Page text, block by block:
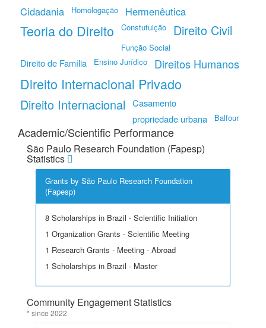
Cidadania Homologação Hermenêutica
Teoria do Direito Constutuição Direito Civil
Função Social
Direito de Família Ensino Jurídico Direitos Humanos
Direito Internacional Privado
Direito Internacional
Casamento
propriedade urbana
Balfour
Academic/Scientific Performance
São Paulo Research Foundation (Fapesp)
Statistics
Grants by São Paulo Research Foundation
(Fapesp)
8 Scholarships in Brazil - Scientific Initiation
1 Organization Grants - Scientific Meeting
1 Research Grants - Meeting - Abroad
1 Scholarships in Brazil - Master
Community Engagement Statistics
* since 2022